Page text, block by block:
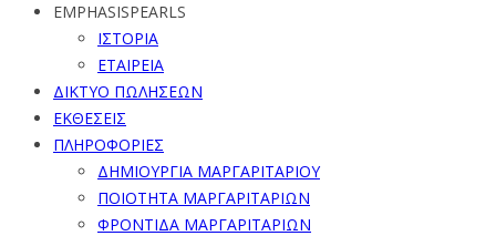
EMPHASISPEARLS
ΙΣΤΟΡΙΑ
ΕΤΑΙΡΕΙΑ
ΔΙΚΤΥΟ ΠΩΛΗΣΕΩΝ
ΕΚΘΕΣΕΙΣ
ΠΛΗΡΟΦΟΡΙΕΣ
ΔΗΜΙΟΥΡΓΙΑ ΜΑΡΓΑΡΙΤΑΡΙΟΥ
ΠΟΙΟΤΗΤΑ ΜΑΡΓΑΡΙΤΑΡΙΩΝ
ΦΡΟΝΤΙΔΑ ΜΑΡΓΑΡΙΤΑΡΙΩΝ